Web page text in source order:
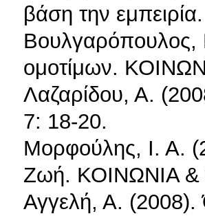
βάση την
Βουλγαρόπουλος,
ομοτίμων.
Λαζαρίδου, Α.
7: 18-20.
Μορφούλης, Ι. Α.
Ζωή. ΚΟΙΝΩΝΙΑ &
Αγγελή, Α. (2008).